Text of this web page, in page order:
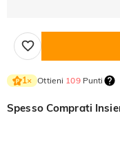
1× Ottieni 109Punti
Spesso Comprati